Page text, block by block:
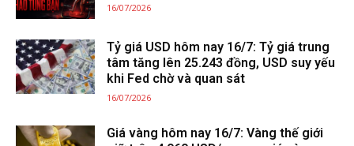
16/07/2026
Tỷ giá USD hôm nay 16/7: Tỷ giá trung
tâm tăng lên 25.243 đồng, USD suy yếu
khi Fed chờ và quan sát
16/07/2026
Giá vàng hôm nay 16/7: Vàng thế giới